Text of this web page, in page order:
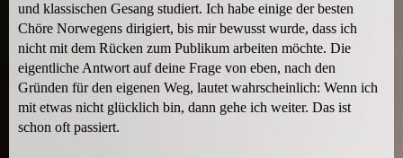
und klassischen Gesang studiert. Ich habe einige der besten
Chöre Norwegens dirigiert, bis mir bewusst wurde, dass ich
nicht mit dem Rücken zum Publikum arbeiten möchte. Die
eigentliche Antwort auf deine Frage von eben, nach den
Gründen für den eigenen Weg, lautet wahrscheinlich: Wenn ich
mit etwas nicht glücklich bin, dann gehe ich weiter. Das ist
schon oft passiert.